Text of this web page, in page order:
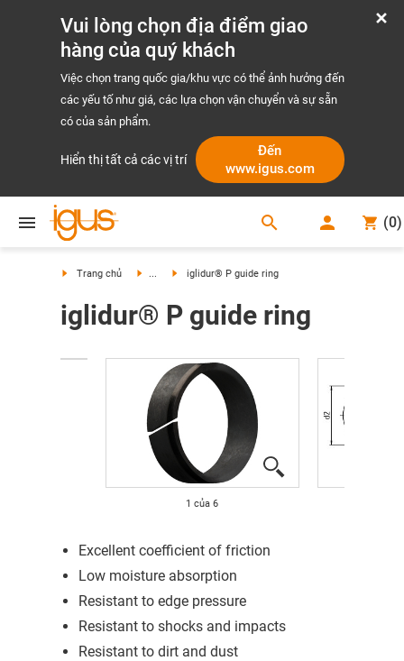
Vui lòng chọn địa điểm giao
hàng của quý khách
Việc chọn trang quốc gia/khu vực có thể ảnh hưởng đến
các yếu tố như giá, các lựa chọn vận chuyển và sự sẵn
có của sản phẩm.
Hiển thị tất cả các vị trí
Đến
www.igus.com
search (0)
Trang chủ ... iglidur® P guide ring
iglidur® P guide ring
1 của 6
Excellent coefficient of friction
Low moisture absorption
Resistant to edge pressure
Resistant to shocks and impacts
Resistant to dirt and dust